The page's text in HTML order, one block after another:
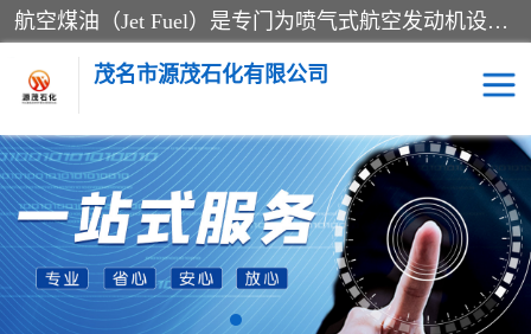
航空煤油（Jet Fuel）是专门为喷气式航空发动机设计的高纯度燃料，主要分为Jet A、Jet A-1和Jet B等类型。其特点是闪点高、低温流动性好，并添加了抗静电剂和抗氧化剂以确保飞行安全。航空煤油需
茂名市源茂石化有限公司
RP3航空煤油 D20+D30溶剂油
D40+D60溶剂油 D80+D100溶剂油
6号+120号溶剂油 260号溶剂油